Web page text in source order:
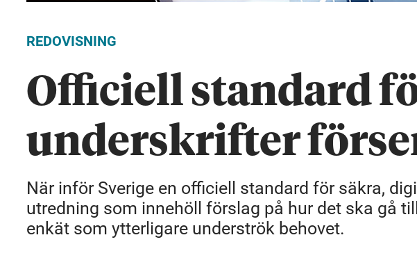
REDOVISNING
Officiell standard
underskrifter
När inför Sverige en officiell standard för säkra,
utredning som innehöll förslag på hur det ska gå
enkät som ytterligare underströk behovet.